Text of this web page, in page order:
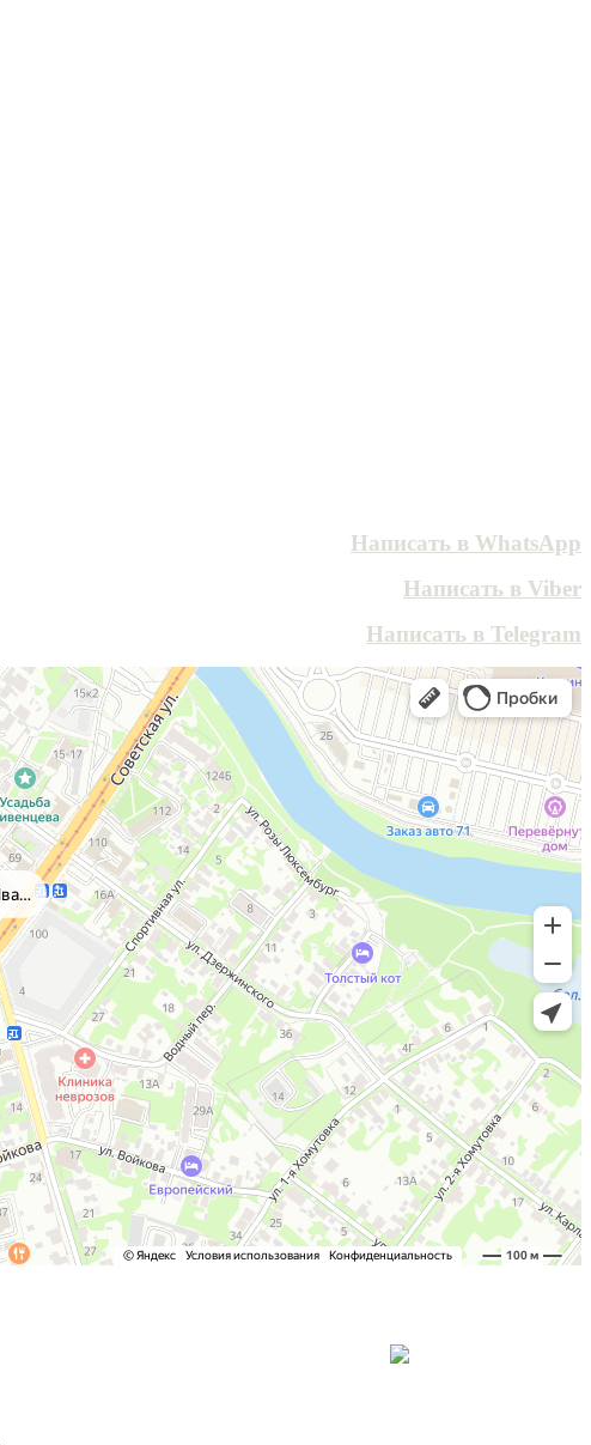
Написать в WhatsApp
Написать в Viber
Написать в Telegram